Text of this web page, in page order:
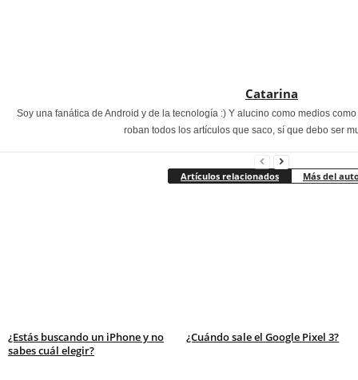
Catarina
Soy una fanática de Android y de la tecnología :) Y alucino como medios
roban todos los artículos que saco, sí que debo ser
Artículos relacionados Más del
¿Estás buscando un iPhone y no
sabes cuál elegir?
¿Cuándo sale el Google Pixel 3?